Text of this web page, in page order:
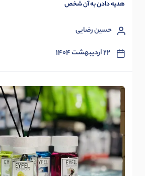
هدیه دادن به آن شخص
حسین رضایی
۲۲ اردیبهشت ۱۴۰۴